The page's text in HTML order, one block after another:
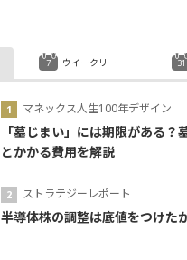
マネックス人生100年デザイン
「墓じまい」には期限がある？
とかかる費用を解説
ストラテジーレポート
半導体株の調整は底値をつけた
ウイークリー